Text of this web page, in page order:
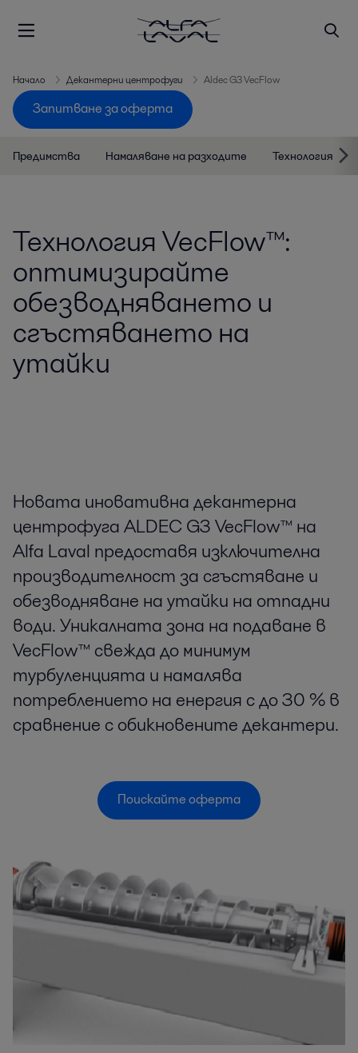
Начало Декантерни центрофуги Aldec G3 VecFlow
Запитване за оферта
Предимства Намаляване на разходите Технология
Технология VecFlow™:
оптимизирайте
обезводняването и
сгъстяването на
утайки
Новата иновативна декантерна
центрофуга ALDEC G3 VecFlow™ на
Alfa Laval предоставя изключителна
производителност за сгъстяване и
обезводняване на утайки на отпадни
води. Уникалната зона на подаване в
VecFlow™ свежда до минимум
турбуленцията и намалява
потреблението на енергия с до 30 % в
сравнение с обикновените декантери.
Поискайте оферта